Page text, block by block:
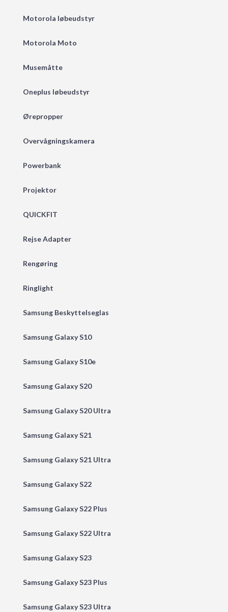
Motorola løbeudstyr
Motorola Moto
Musemåtte
Oneplus løbeudstyr
Ørepropper
Overvågningskamera
Powerbank
Projektor
QUICKFIT
Rejse Adapter
Rengøring
Ringlight
Samsung Beskyttelseglas
Samsung Galaxy S10
Samsung Galaxy S10e
Samsung Galaxy S20
Samsung Galaxy S20 Ultra
Samsung Galaxy S21
Samsung Galaxy S21 Ultra
Samsung Galaxy S22
Samsung Galaxy S22 Plus
Samsung Galaxy S22 Ultra
Samsung Galaxy S23
Samsung Galaxy S23 Plus
Samsung Galaxy S23 Ultra